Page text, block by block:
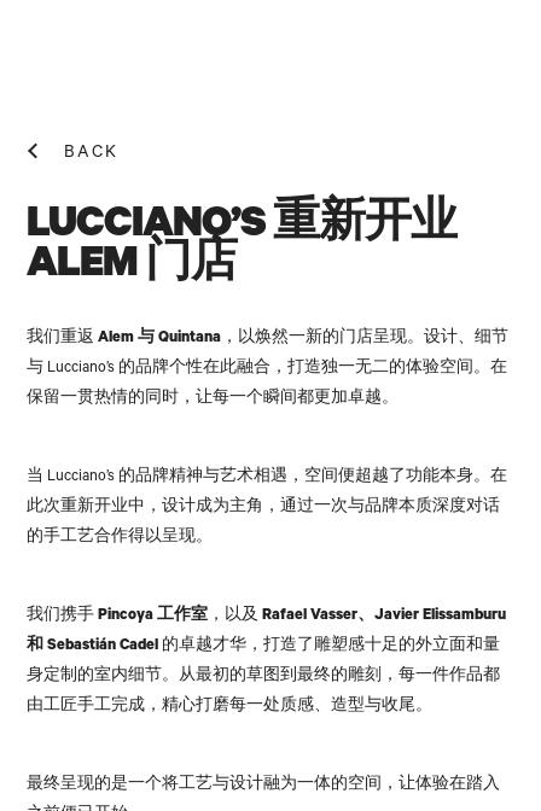
NEWS!
BACK
LUCCIANO’S 重新开业
ALEM 门店
我们重返Alem 与 Quintana ，以焕然一新的门店呈现。设计、细节
与 Lucciano’s 的品牌个性在此融合，打造独一无二的体验空间。在
保留一贯热情的同时，让每一个瞬间都更加卓越。
当 Lucciano’s 的品牌精神与艺术相遇，空间便超越了功能本身。在
此次重新开业中，设计成为主角，通过一次与品牌本质深度对话
的手工艺合作得以呈现。
我们携手Pincoya 工作室 ，以及Rafael Vasser、Javier Elissamburu
和 Sebastián Cadel 的卓越才华，打造了雕塑感十足的外立面和量
身定制的室内细节。从最初的草图到最终的雕刻，每一件作品都
由工匠手工完成，精心打磨每一处质感、造型与收尾。
最终呈现的是一个将工艺与设计融为一体的空间，让体验在踏入